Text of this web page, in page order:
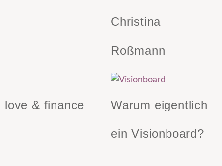
Christina
Roßmann
love & finance Warum eigentlich
ein Visionboard?